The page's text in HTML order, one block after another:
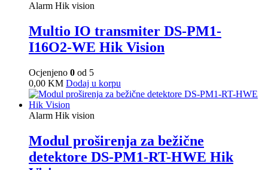
Alarm Hik vision
Multio IO transmiter DS-PM1-
I16O2-WE Hik Vision
Ocjenjeno 0 od 5
0,00 KM Dodaj u korpu
Alarm Hik vision
Modul proširenja za bežične
detektore DS-PM1-RT-HWE Hik